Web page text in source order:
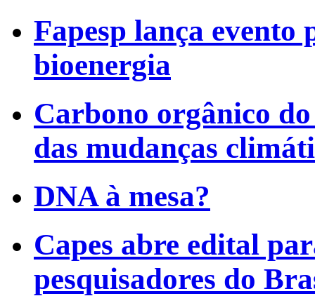
Fapesp lança evento
bioenergia
Carbono orgânico
das mudanças
DNA à mesa?
Capes abre edital
pesquisadores do